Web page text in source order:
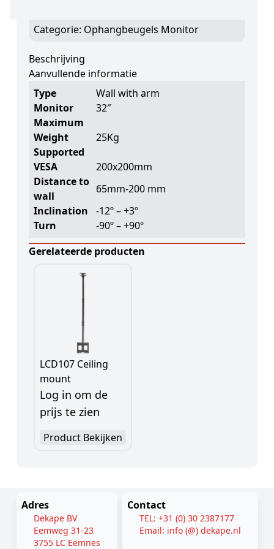
Categorie: Ophangbeugels Monitor
Beschrijving
Aanvullende informatie
Type
Wall with arm
Monitor
32″
Maximum
Weight
Supported
25Kg
VESA
200x200mm
Distance to
wall
65mm-200 mm
Inclination
-12º – +3º
Turn
-90º – +90º
Gerelateerde producten
LCD107 Ceiling
mount
Log in om de
prijs te zien
Product Bekijken
Adres
Dekape BV
Eemweg 31-23
3755 LC Eemnes
Contact
TEL: +31 (0) 30 2387177
Email: info (@) dekape.nl